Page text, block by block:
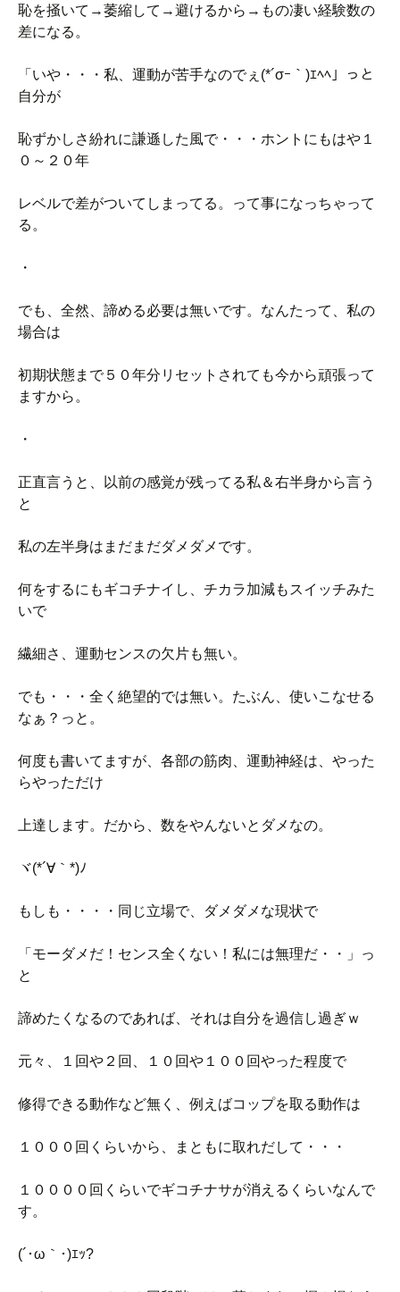
恥を掻いて→萎縮して→避けるから→もの凄い経験数の
差になる。
「いや・・・私、運動が苦手なのでぇ(*´σｰ｀)ｴﾍﾍ」っと
自分が
恥ずかしさ紛れに謙遜した風で・・・ホントにもはや１
０～２０年
レベルで差がついてしまってる。って事になっちゃって
る。
・
でも、全然、諦める必要は無いです。なんたって、私の
場合は
初期状態まで５０年分リセットされても今から頑張って
ますから。
・
正直言うと、以前の感覚が残ってる私＆右半身から言う
と
私の左半身はまだまだダメダメです。
何をするにもギコチナイし、チカラ加減もスイッチみた
いで
繊細さ、運動センスの欠片も無い。
でも・・・全く絶望的では無い。たぶん、使いこなせる
なぁ？っと。
何度も書いてますが、各部の筋肉、運動神経は、やった
らやっただけ
上達します。だから、数をやんないとダメなの。
ヾ(*´∀｀*)ﾉ
もしも・・・・同じ立場で、ダメダメな現状で
「モーダメだ！センス全くない！私には無理だ・・」っ
と
諦めたくなるのであれば、それは自分を過信し過ぎｗ
元々、１回や２回、１０回や１００回やった程度で
修得できる動作など無く、例えばコップを取る動作は
１０００回くらいから、まともに取れだして・・・
１００００回くらいでギコチナサが消えるくらいなんで
す。
(´･ω｀･)ｴｯ?